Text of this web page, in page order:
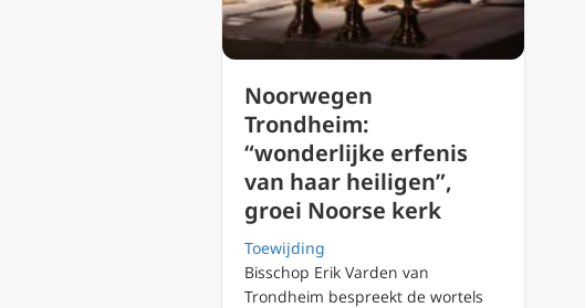
Noorwegen
Trondheim:
“wonderlijke erfenis
van haar heiligen”,
groei Noorse kerk
Toewijding
Bisschop Erik Varden van
Trondheim bespreekt de wortels